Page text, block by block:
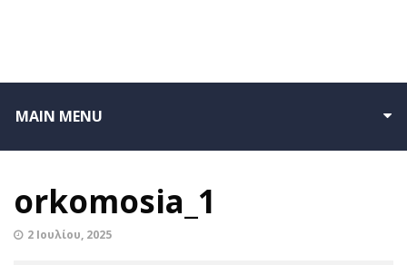
MAIN MENU
orkomosia_1
2 Ιουλίου, 2025